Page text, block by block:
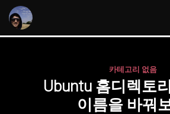
카테고리 없음
Ubuntu 홈디렉토
이름을 바꿔